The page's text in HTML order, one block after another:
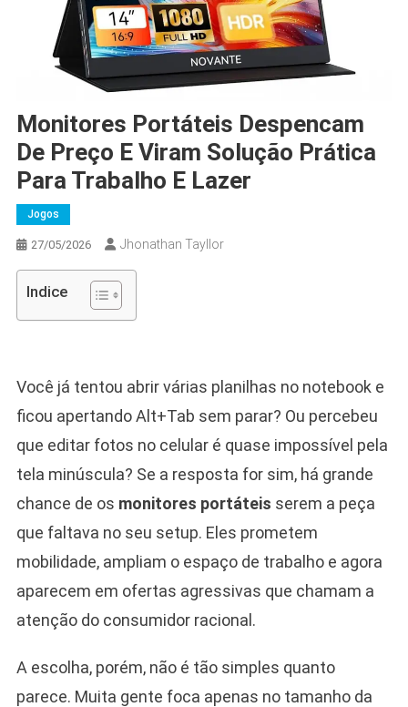
Monitores Portáteis Despencam
De Preço E Viram Solução Prática
Para Trabalho E Lazer
Jogos
27/05/2026 Jhonathan Tayllor
Indice
Você já tentou abrir várias planilhas no notebook e
ficou apertando Alt+Tab sem parar? Ou percebeu
que editar fotos no celular é quase impossível pela
tela minúscula? Se a resposta for sim, há grande
chance de os monitores portáteis serem a peça
que faltava no seu setup. Eles prometem
mobilidade, ampliam o espaço de trabalho e agora
aparecem em ofertas agressivas que chamam a
atenção do consumidor racional.
A escolha, porém, não é tão simples quanto
parece. Muita gente foca apenas no tamanho da